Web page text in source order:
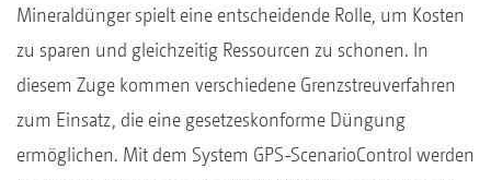
Mineraldünger spielt eine entscheidende Rolle, um Kosten
zu sparen und gleichzeitig Ressourcen zu schonen. In
diesem Zuge kommen verschiedene Grenzstreuverfahren
zum Einsatz, die eine gesetzeskonforme Düngung
ermöglichen. Mit dem System GPS-ScenarioControl werden